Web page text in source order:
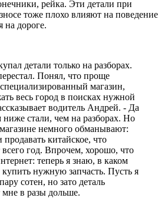
рейка. Эти детали при
тоже плохо влияют на поведение
на дороге.
детали только на разборах.
Понял, что проще
специализированный магазин,
весь город в поисках нужной
водитель Андрей. - Да
стали, чем на разборах. Но
немного обманывают:
продавать китайское, что
год. Впрочем, хорошо, что
теперь я знаю, в каком
купить нужную запчасть. Пусть я
сотен, но зато деталь
в разы дольше.